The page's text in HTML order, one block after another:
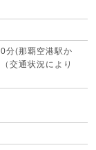
分(那覇空港駅か
交通状況により